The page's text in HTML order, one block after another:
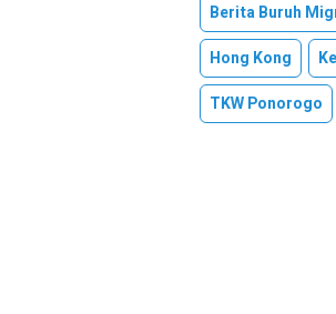
Berita Buruh
Hong Kong
TKW Ponorogo